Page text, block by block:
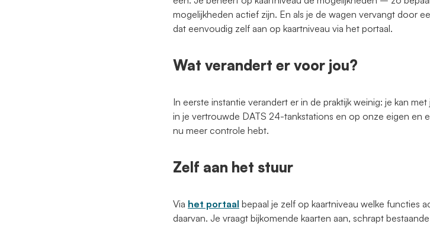
mogelijkheden actief zijn. En als je de wagen vervangt door
dat eenvoudig zelf aan op kaartniveau via het portaal.
Wat verandert er voor jou?
In eerste instantie verandert er in de praktijk weinig: je kan
in je vertrouwde DATS 24-tankstations en op onze eigen en
nu meer controle hebt.
Zelf aan het stuur
Via het portaal bepaal je zelf op kaartniveau welke functies
daarvan. Je vraagt bijkomende kaarten aan, schrapt